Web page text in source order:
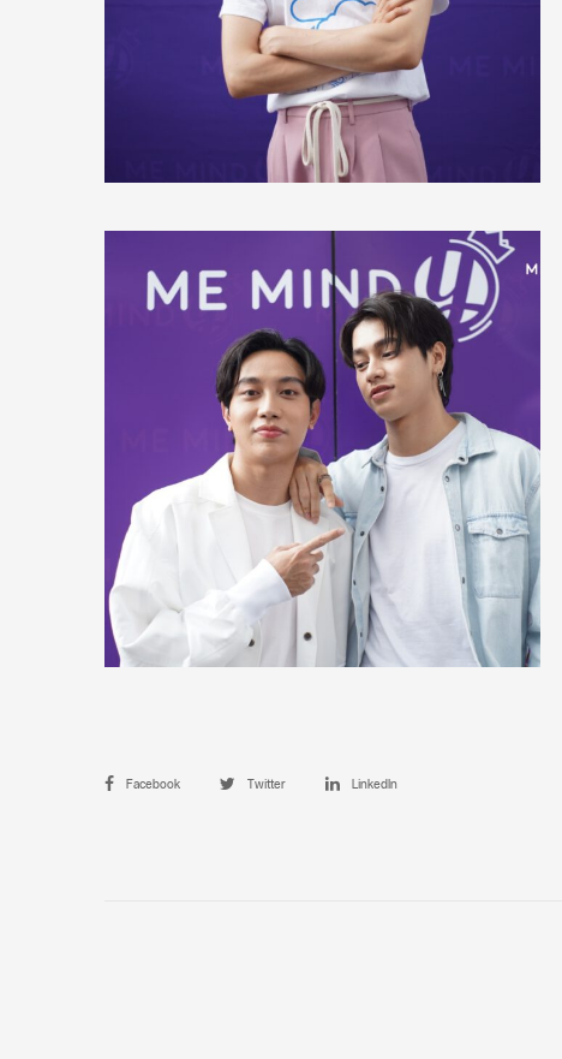
Facebook Twitter LinkedIn